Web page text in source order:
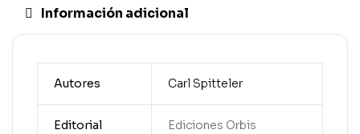
Información adicional
Autores Carl Spitteler
Editorial Ediciones Orbis